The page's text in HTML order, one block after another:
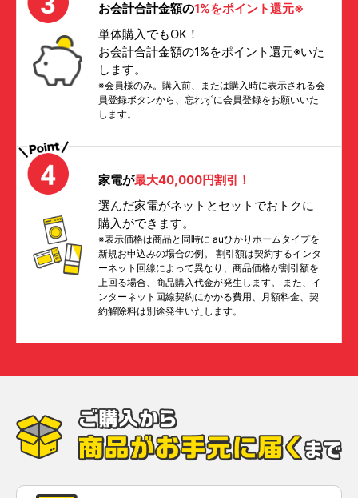
お会計合計金額の1%をポイント還元※
単体購入でもOK！
お会計合計金額の1%をポイント還元※いた
します。
※会員様のみ。購入前、または購入時に表示される会
員登録ボタンから、忘れずに会員登録をお願いいた
します。
家電が最大40,000円割引！
選んだ家電がネットとセットでおトクに
購入ができます。
※表示価格は商品と同時に auひかりホームタイプを
新規お申込みの場合の例。 割引額は契約するインタ
ーネット回線によって異なり、商品価格が割引額を
上回る場合、商品購入代金が発生します。 また、イ
ンターネット回線契約にかかる費用、月額料金、契
約解除料は別途発生いたします。